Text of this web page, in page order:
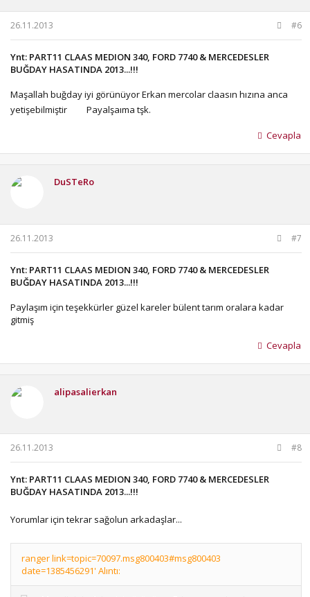
26.11.2013 #6
Ynt: PART11 CLAAS MEDION 340, FORD 7740 & MERCEDESLER
BUĞDAY HASATINDA 2013...!!!
Maşallah buğday iyi görünüyor Erkan mercolar claasın hızına anca
yetişebilmiştir
Payalşaıma tşk.
Cevapla
DuSTeRo
26.11.2013 #7
Ynt: PART11 CLAAS MEDION 340, FORD 7740 & MERCEDESLER
BUĞDAY HASATINDA 2013...!!!
Paylaşım için teşekkürler güzel kareler bülent tarım oralara kadar
gitmiş
Cevapla
alipasalierkan
26.11.2013 #8
Ynt: PART11 CLAAS MEDION 340, FORD 7740 & MERCEDESLER
BUĞDAY HASATINDA 2013...!!!
Yorumlar için tekrar sağolun arkadaşlar...
ranger link=topic=70097.msg800403#msg800403
date=1385456291' Alıntı: